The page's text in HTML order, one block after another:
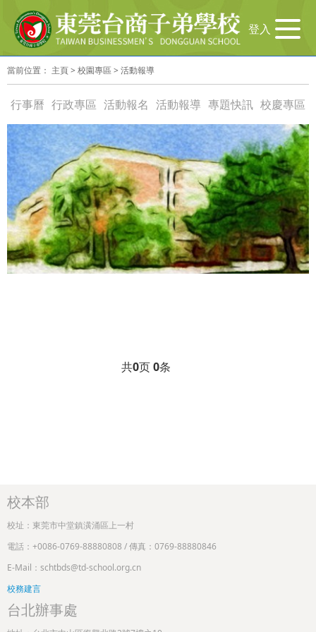
导
航
切
登入
當前位置： 主頁> 校園專區 > 活動報導
行事曆 行政專區 活動報名 活動報導 專題快訊 校慶專區
共0页0条
校本部
校址：東莞市中堂鎮潢涌區上一村
電話：+0086-0769-88880808 / 傳真：0769-88880846
E-Mail：schtbds@td-school.org.cn
校務建言
台北辦事處